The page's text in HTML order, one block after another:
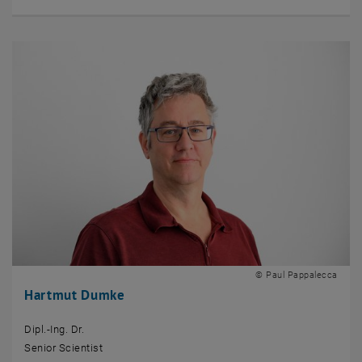
Hartmut Dumke
© Paul Pappalecca
Dipl.-Ing. Dr.
Senior Scientist